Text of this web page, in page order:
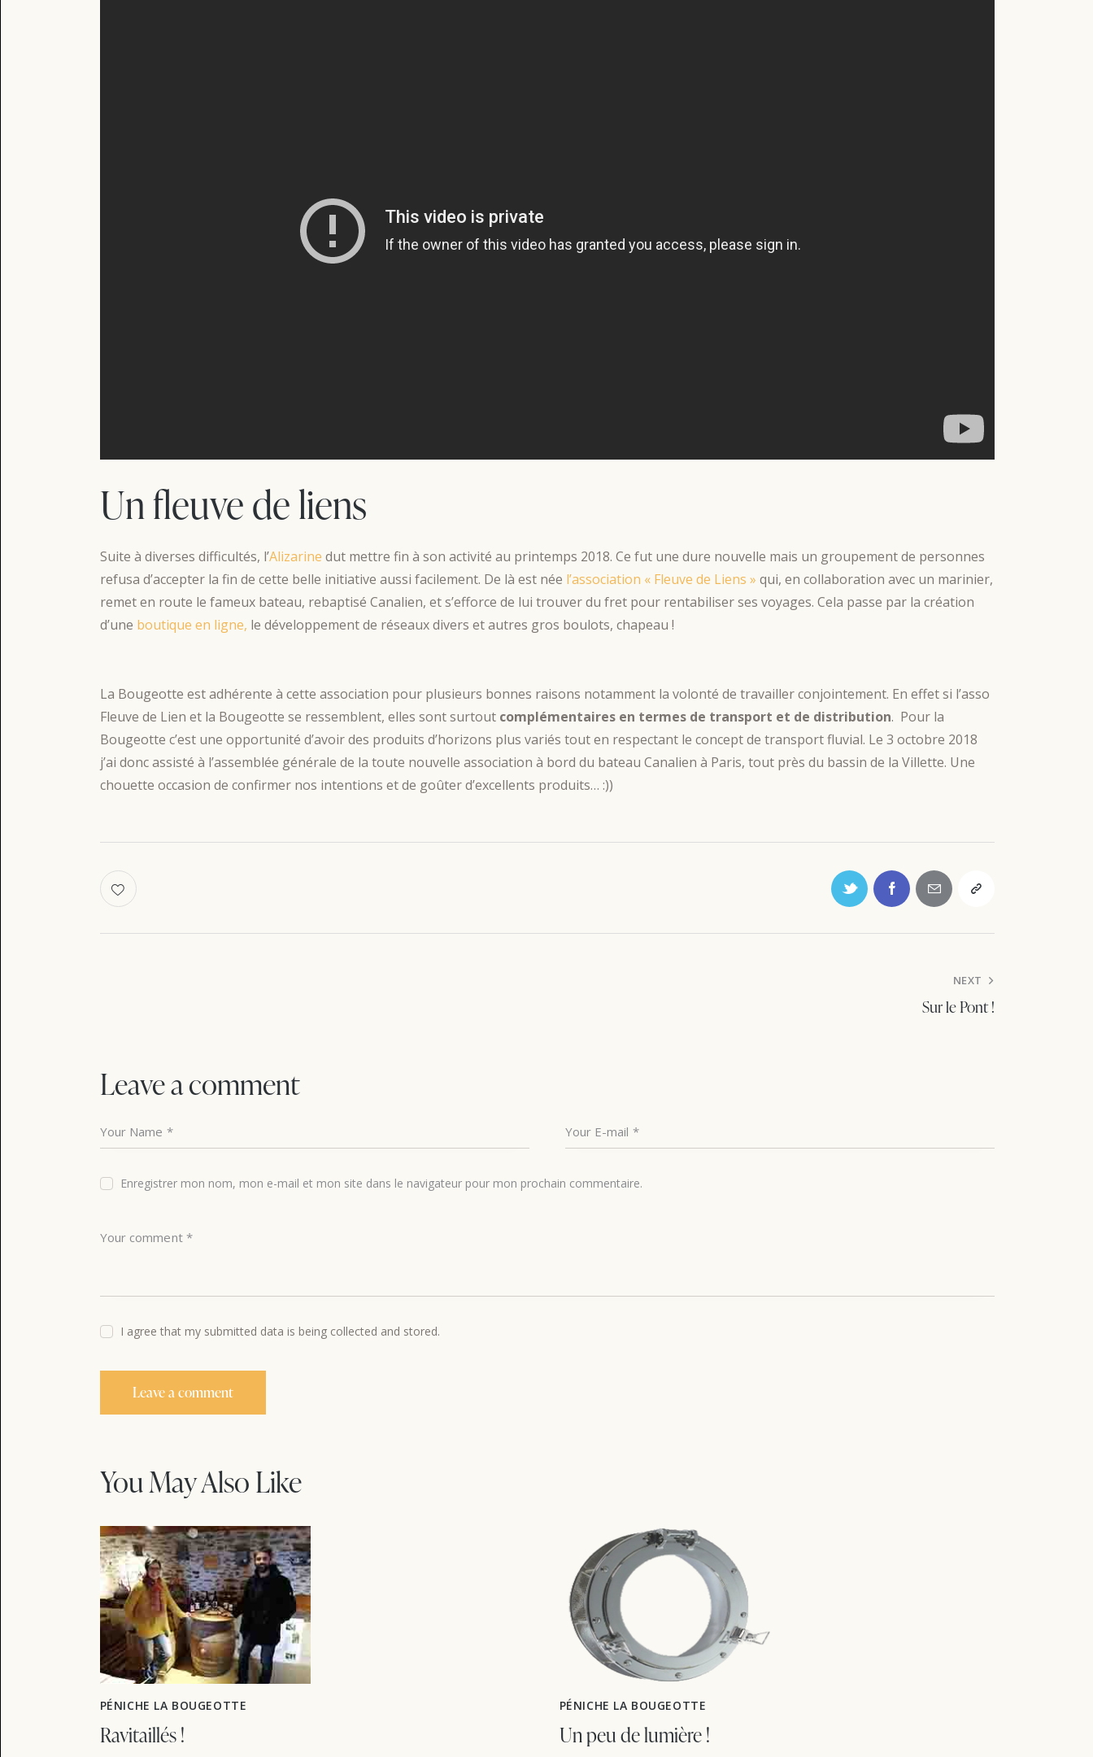
Un fleuve de liens
Suite à diverses difficultés, l’Alizarine dut mettre fin à son activité au printemps 2018. Ce fut une dure nouvelle mais un groupement de personnes
refusa d’accepter la fin de cette belle initiative aussi facilement. De là est née l’association « Fleuve de Liens » qui, en collaboration avec un marinier,
remet en route le fameux bateau, rebaptisé Canalien, et s’efforce de lui trouver du fret pour rentabiliser ses voyages. Cela passe par la création
d’une boutique en ligne, le développement de réseaux divers et autres gros boulots, chapeau !
La Bougeotte est adhérente à cette association pour plusieurs bonnes raisons notamment la volonté de travailler conjointement. En effet si l’asso
Fleuve de Lien et la Bougeotte se ressemblent, elles sont surtout complémentaires en termes de transport et de distribution. Pour la
Bougeotte c’est une opportunité d’avoir des produits d’horizons plus variés tout en respectant le concept de transport fluvial. Le 3 octobre 2018
j’ai donc assisté à l’assemblée générale de la toute nouvelle association à bord du bateau Canalien à Paris, tout près du bassin de la Villette. Une
chouette occasion de confirmer nos intentions et de goûter d’excellents produits… :))
l’article
NEXT
Sur le Pont !
Leave a comment
Enregistrer mon nom, mon e-mail et mon site dans le navigateur pour mon prochain commentaire.
I agree that my submitted data is being collected and stored.
You May Also Like
PÉNICHE LA BOUGEOTTE
Ravitaillés !
PÉNICHE LA BOUGEOTTE
Un peu de lumière !